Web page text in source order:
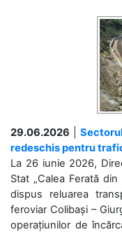
29.06.2026
redeschis pentru
La 26 iunie 2026,
Stat „Calea Ferată
dispus reluarea
feroviar Colibași –
operațiunilor de